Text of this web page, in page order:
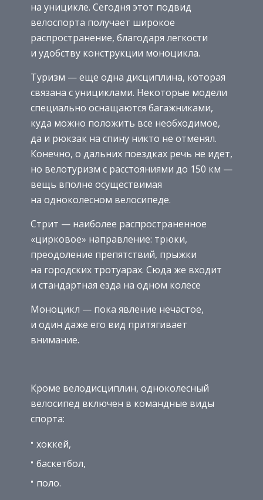
на уницикле. Сегодня этот подвид
велоспорта получает широкое
распространение, благодаря легкости
и удобству конструкции моноцикла.
Туризм — еще одна дисциплина, которая
связана с унициклами. Некоторые модели
специально оснащаются багажниками,
куда можно положить все необходимое,
да и рюкзак на спину никто не отменял.
Конечно, о дальних поездках речь не идет,
но велотуризм с расстояниями до 150 км —
вещь вполне осуществимая
на одноколесном велосипеде.
Стрит — наиболее распространенное
«цирковое» направление: трюки,
преодоление препятствий, прыжки
на городских тротуарах. Сюда же входит
и стандартная езда на одном колесе
Моноцикл — пока явление нечастое,
и один даже его вид притягивает
внимание.
Кроме велодисциплин, одноколесный
велосипед включен в командные виды
спорта:
хоккей,
баскетбол,
поло.